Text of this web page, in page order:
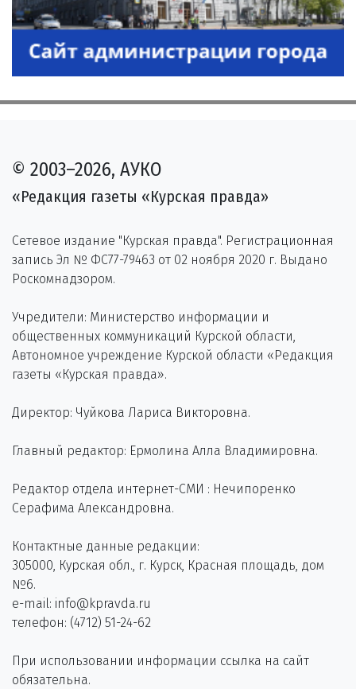
© 2003–2026, АУКО
«Редакция газеты «Курская правда»
Сетевое издание "Курская правда". Регистрационная
запись Эл № ФС77-79463 от 02 ноября 2020 г. Выдано
Роскомнадзором.
Учредители: Министерство информации и
общественных коммуникаций Курской области,
Автономное учреждение Курской области «Редакция
газеты «Курская правда».
Директор: Чуйкова Лариса Викторовна.
Главный редактор: Ермолина Алла Владимировна.
Редактор отдела интернет-СМИ : Нечипоренко
Серафима Александровна.
Контактные данные редакции:
305000, Курская обл., г. Курск, Красная площадь, дом
№6.
e-mail: info@kpravda.ru
телефон: (4712) 51-24-62
При использовании информации ссылка на сайт
обязательна.